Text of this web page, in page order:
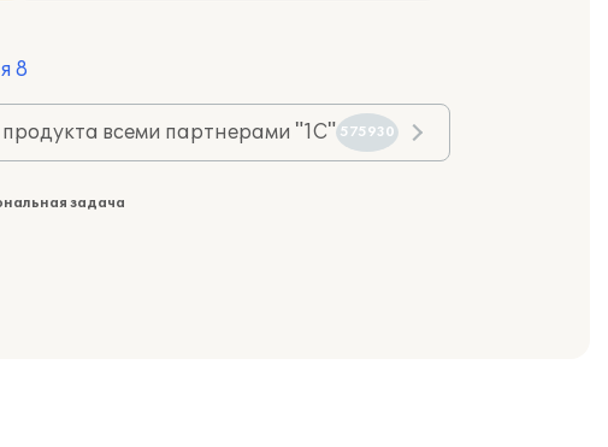
8
всеми партнерами "1С" 575930
задача